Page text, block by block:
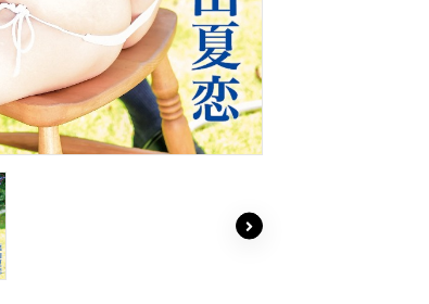
税込)
ーティーハート
るな FULL HD
税込)
税込)
ティーハート 鮎
さ2 FULL HD